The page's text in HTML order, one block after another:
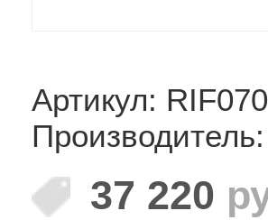
Артикул:
37 220